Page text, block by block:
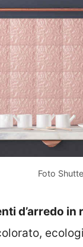
Foto
d’arredo in